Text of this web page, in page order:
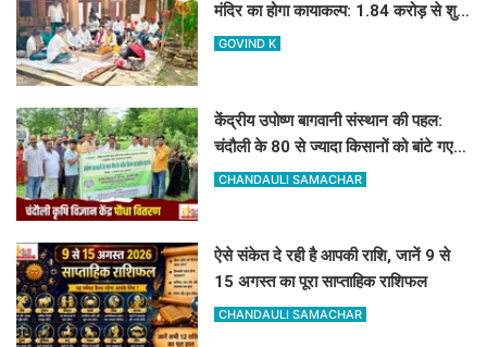
मंदिर का होगा कायाकल्प: 1.84 करोड़ से शुरू
हुआ भव्य निर्माण कार्य
GOVIND K
केंद्रीय उपोष्ण बागवानी संस्थान की पहल:
चंदौली के 80 से ज्यादा किसानों को बांटे गए
आम, आंवला और अमरूद के पौधे
CHANDAULI SAMACHAR
ऐसे संकेत दे रही है आपकी राशि, जानें 9 से
15 अगस्त का पूरा साप्ताहिक राशिफल
CHANDAULI SAMACHAR